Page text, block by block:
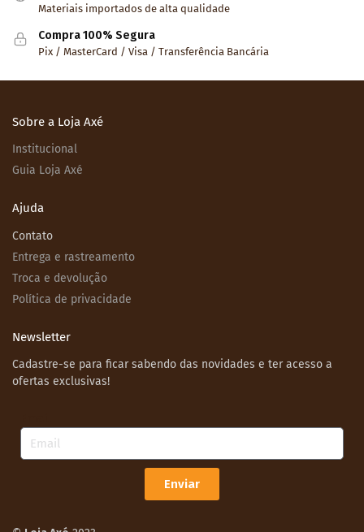
Materiais importados de alta qualidade
Compra 100% Segura
Pix / MasterCard / Visa / Transferência Bancária
Sobre a Loja Axé
Institucional
Guia Loja Axé
Ajuda
Contato
Entrega e rastreamento
Troca e devolução
Política de privacidade
Newsletter
Cadastre-se para ficar sabendo das novidades e ter acesso a
ofertas exclusivas!
Enviar